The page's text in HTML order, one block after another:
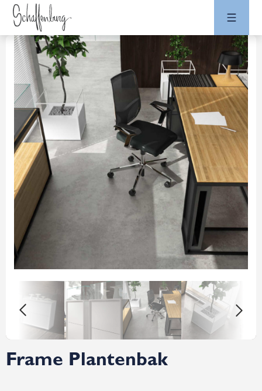
Frame Plantenbak